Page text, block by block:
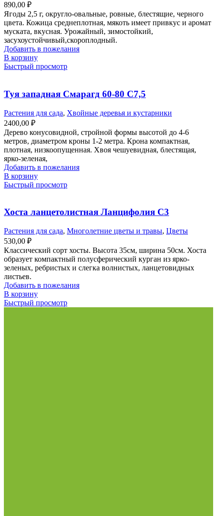
890,00 ₽
Ягоды 2,5 г, округло-овальные, ровные, блестящие, черного
цвета. Кожица среднеплотная, мякоть имеет привкус и аромат
муската, вкусная. Урожайный, зимостойкий,
засухоустойчивый,скороплодный.
Добавить в пожелания
В корзину
Быстрый просмотр
Туя западная Смарагд 60-80 С7,5
Растения для сада, Хвойные деревья и кустарники
2400,00 ₽
Дерево конусовидной, стройной формы высотой до 4-6
метров, диаметром кроны 1-2 метра. Крона компактная,
плотная, низкоопущенная. Хвоя чешуевидная, блестящая,
ярко-зеленая,
Добавить в пожелания
В корзину
Быстрый просмотр
Хоста ланцетолистная Ланцифолия С3
Растения для сада, Многолетние цветы и травы, Цветы
530,00 ₽
Классический сорт хосты. Высота 35см, ширина 50см. Хоста
образует компактный полусферический курган из ярко-
зеленых, ребристых и слегка волнистых, ланцетовидных
листьев.
Добавить в пожелания
В корзину
Быстрый просмотр